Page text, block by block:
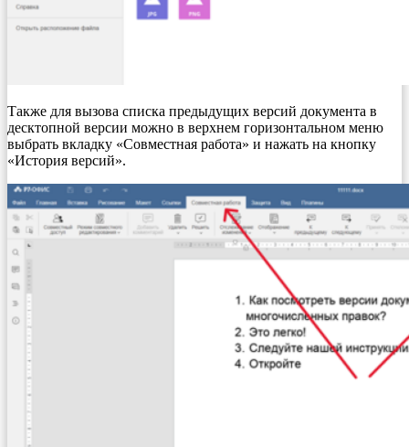
Также для вызова списка предыдущих версий документа в
десктопной версии можно в верхнем горизонтальном меню
выбрать вкладку «Совместная работа» и нажать на кнопку
«История версий».